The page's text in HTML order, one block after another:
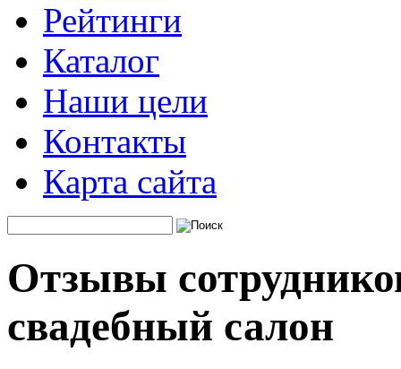
Рейтинги
Каталог
Наши цели
Контакты
Карта сайта
Отзывы
свадебный салон